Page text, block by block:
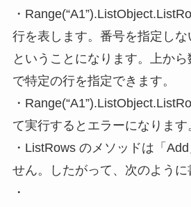
・
行を表します。番号を指定し
ということになります。上か
で特定の行を指定できます。
・
て実行するとエラーになります
・ListRows のメソッドは「
せん。したがって、次のように
・